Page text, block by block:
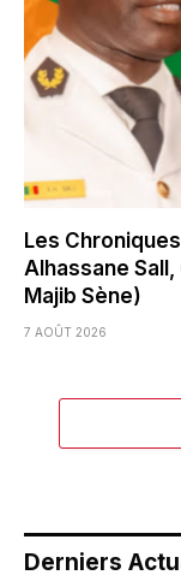
Les
Alhassane
Majib Sène)
7 AOÛT 2026
Derniers